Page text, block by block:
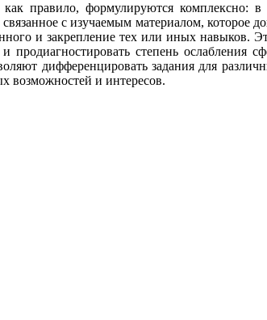
правило, формулируются комплексно: в
с изучаемым материалом, которое
и закрепление тех или иных навыков.
и продиагностировать степень ослабления
дифференцировать задания для
возможностей и интересов.